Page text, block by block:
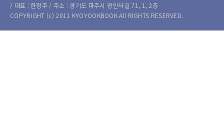
/ 대표 : 한정주 / 주소 : 경기도 파주시 광인사길 71, 1, 2층
COPYRIGHT (c) 2011 KYOYOOKBOOK All RIGHTS RESERVED.